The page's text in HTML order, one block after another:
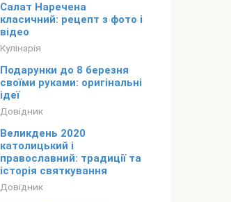
Салат Наречена
класичний: рецепт з фото і
відео
Кулінарія
Подарунки до 8 березня
своїми руками: оригінальні
ідеї
Довідник
Великдень 2020
католицький і
православний: традиції та
історія святкування
Довідник